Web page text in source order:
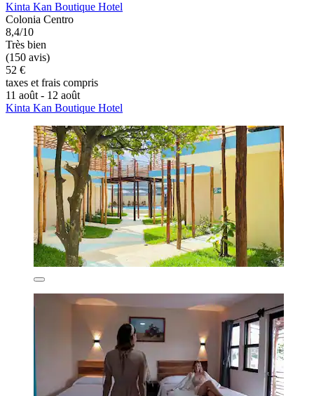
Kinta Kan Boutique Hotel
Colonia Centro
8,4/10
Très bien
(150 avis)
52 €
taxes et frais compris
11 août - 12 août
Kinta Kan Boutique Hotel